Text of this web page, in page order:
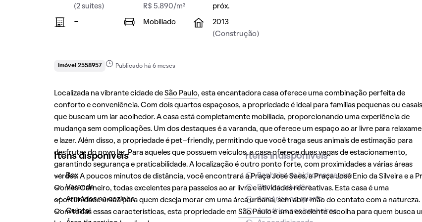
(2 suítes)
R$ 5.890/m²
próx.
- Mobiliado
2013
(Construção)
Imóvel 2558957 Publicado há 6 meses
Localizada na vibrante cidade de São Paulo, esta encantadora casa oferece uma combinação perfeita de
conforto e conveniência. Com dois quartos espaçosos, a propriedade é ideal para famílias pequenas ou casais
que buscam um lar acolhedor. A casa está completamente mobiliada, proporcionando uma experiência de
mudança sem complicações. Um dos destaques é a varanda, que oferece um espaço ao ar livre para
e lazer. Além disso, a propriedade é pet-friendly, permitindo que você traga seus animais de estimação para
desfrutar do novo lar. Para aqueles que possuem veículos, a casa oferece duas vagas de estacionamento,
garantindo segurança e praticabilidade. A localização é outro ponto forte, com proximidades a várias áreas
verdes. A poucos minutos de distância, você encontrará a Praça José Saes, a Praça José Enio da Silveira e a
Gomes Carneiro, todas excelentes para passeios ao ar livre e atividades recreativas. Esta casa é uma
oportunidade única para quem deseja morar em uma área urbana, sem abrir mão do contato com a natureza.
Com todas essas características, esta propriedade em São Pauloé uma excelente escolha para quem busca
Itens disponíveis
Box
Varanda
Armários na cozinha
Quintal
Itens indisponíveis
Banheira de hidromassagem
Piscina privativa
Armários no quarto
Armários nos banheiros